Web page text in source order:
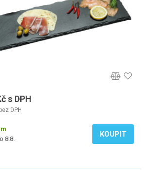
s DPH
DPH
8.8.
KOUPIT